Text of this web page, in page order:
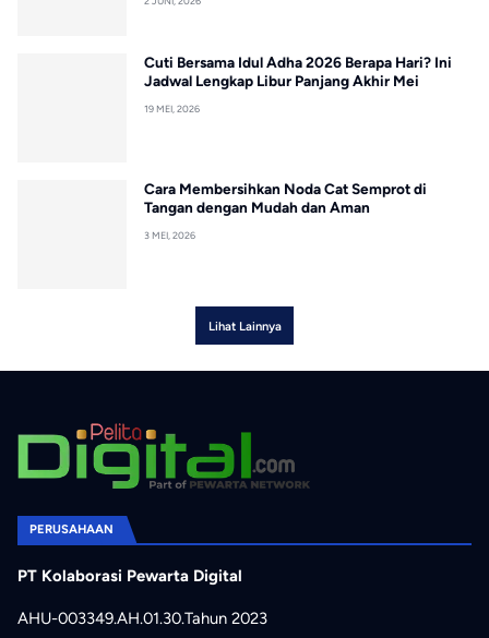
Cuti Bersama Idul Adha 2026 Berapa Hari? Ini
Jadwal Lengkap Libur Panjang Akhir Mei
19 MEI, 2026
Cara Membersihkan Noda Cat Semprot di
Tangan dengan Mudah dan Aman
3 MEI, 2026
Lihat Lainnya
PERUSAHAAN
PT Kolaborasi Pewarta Digital
AHU-003349.AH.01.30.Tahun 2023